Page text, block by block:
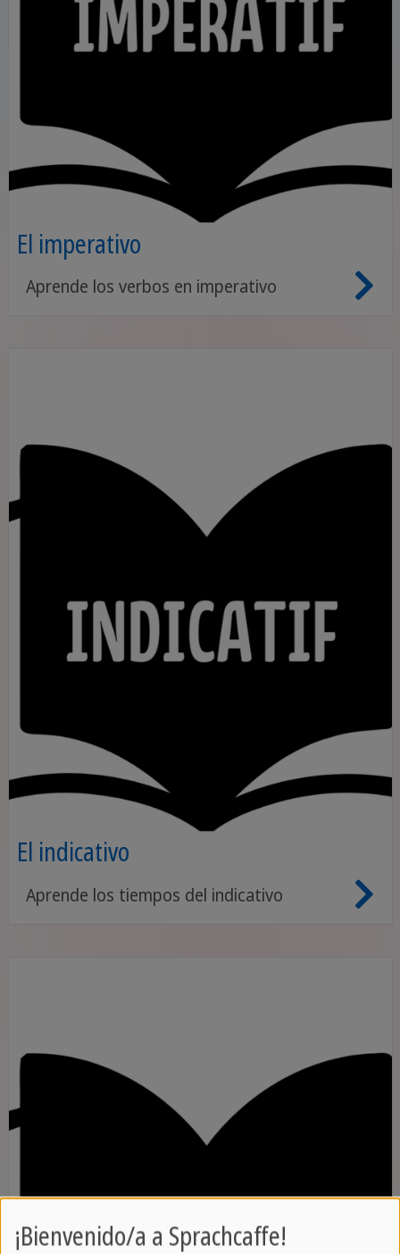
El imperativo
Aprende los verbos en imperativo
El indicativo
Aprende los tiempos del indicativo
¡Bienvenido/a a Sprachcaffe!